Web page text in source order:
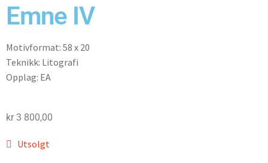
Emne IV
Motivformat: 58 x 20
Teknikk: Litografi
Opplag: EA
kr 3 800,00
Utsolgt